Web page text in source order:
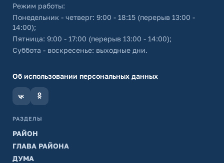
Режим работы:
Понедельник - четверг: 9:00 - 18:15 (перерыв 13:00 -
14:00);
Пятница: 9:00 - 17:00 (перерыв 13:00 - 14:00);
Суббота - воскресенье: выходные дни.
Об использовании персональных данных
РАЗДЕЛЫ
РАЙОН
ГЛАВА РАЙОНА
ДУМА